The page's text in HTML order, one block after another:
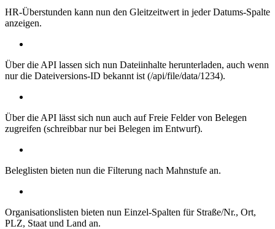
HR-Überstunden kann nun den Gleitzeitwert in jeder Datums-Spalte
anzeigen.
Über die API lassen sich nun Dateiinhalte herunterladen, auch wenn
nur die Dateiversions-ID bekannt ist (/api/file/data/1234).
Über die API lässt sich nun auch auf Freie Felder von Belegen
zugreifen (schreibbar nur bei Belegen im Entwurf).
Beleglisten bieten nun die Filterung nach Mahnstufe an.
Organisationslisten bieten nun Einzel-Spalten für Straße/Nr., Ort,
PLZ, Staat und Land an.